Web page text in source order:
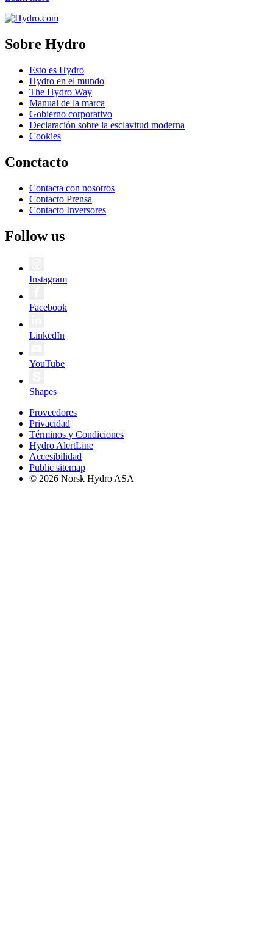
Sobre Hydro
Esto es Hydro
Hydro en el mundo
The Hydro Way
Manual de la marca
Gobierno corporativo
Declaración sobre la esclavitud moderna
Cookies
Conctacto
Contacta con nosotros
Contacto Prensa
Contacto Inversores
Follow us
Instagram
Facebook
LinkedIn
YouTube
Shapes
Proveedores
Privacidad
Términos y Condiciones
Hydro AlertLine
Accesibilidad
Public sitemap
© 2026 Norsk Hydro ASA